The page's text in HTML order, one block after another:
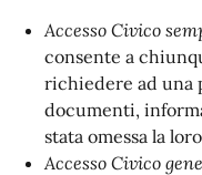
Accesso Civico
consente a
richiedere ad una
documenti,
stata omessa la
Accesso Civico